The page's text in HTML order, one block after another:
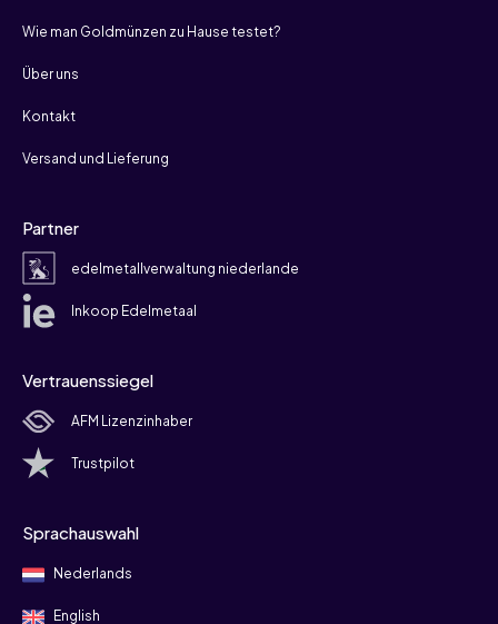
Wie man Goldmünzen zu Hause testet?
Über uns
Kontakt
Versand und Lieferung
Partner
edelmetallverwaltung niederlande
Inkoop Edelmetaal
Vertrauenssiegel
AFM Lizenzinhaber
Trustpilot
Sprachauswahl
Nederlands
English